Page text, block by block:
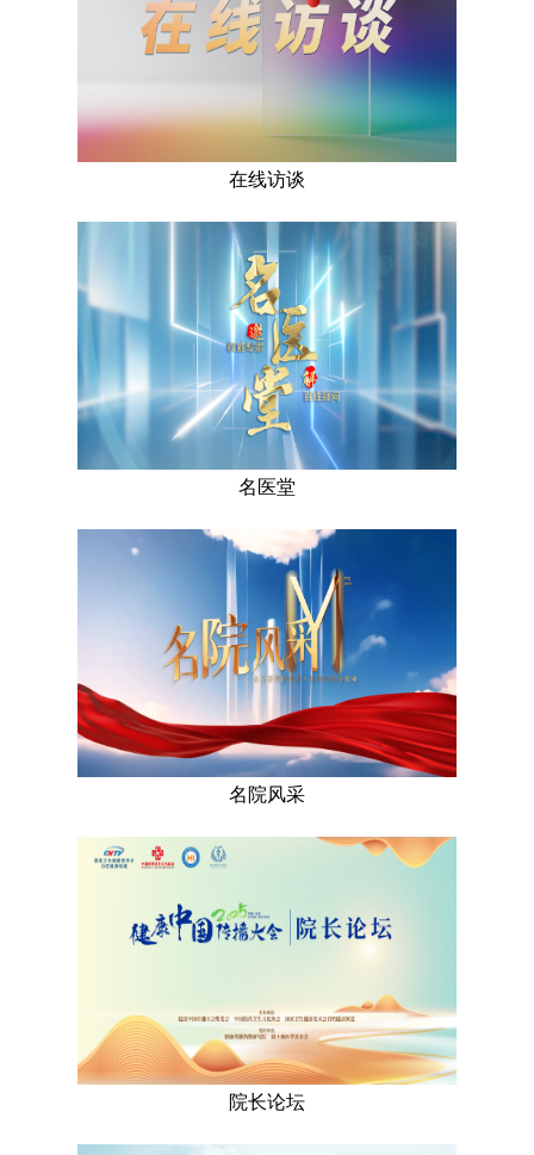
在线访谈
名医堂
名院风采
院长论坛